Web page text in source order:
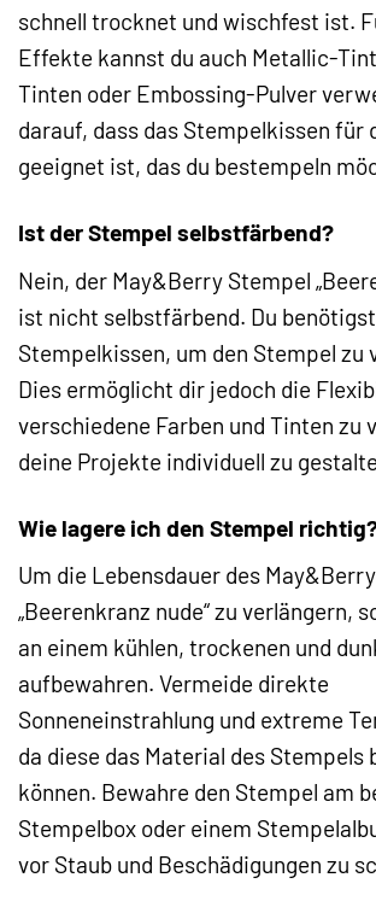
schnell trocknet und wischfest ist.
Effekte kannst du auch Metallic-
Tinten oder Embossing-Pulver
darauf, dass das Stempelkissen für
geeignet ist, das du bestempeln
Ist der Stempel selbstfärbend?
Nein, der May&Berry Stempel
ist nicht selbstfärbend. Du
Stempelkissen, um den Stempel zu
Dies ermöglicht dir jedoch die
verschiedene Farben und Tinten zu
deine Projekte individuell zu
Wie lagere ich den Stempel
Um die Lebensdauer des
„Beerenkranz nude“ zu verlängern,
an einem kühlen, trockenen und
aufbewahren. Vermeide direkte
Sonneneinstrahlung und extreme
da diese das Material des Stempels
können. Bewahre den Stempel am
Stempelbox oder einem
vor Staub und Beschädigungen zu